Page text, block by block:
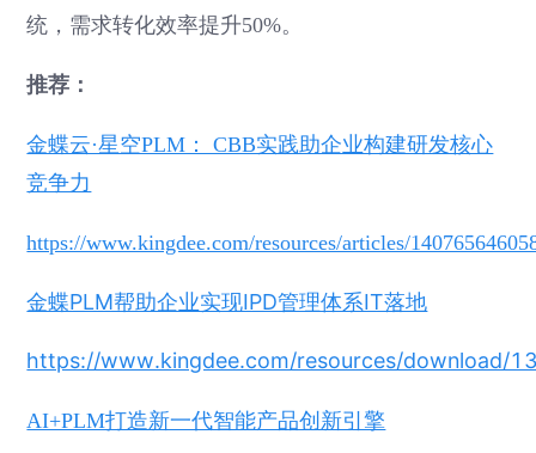
统，需求转化效率提升50%。
推荐：
金蝶云·星空PLM： CBB实践助企业构建研发核心
竞争力
https://www.kingdee.com/resources/articles/
金蝶PLM帮助企业实现IPD管理体系IT落地
https://www.kingdee.com/resources/
AI+PLM打造新一代智能产品创新引擎